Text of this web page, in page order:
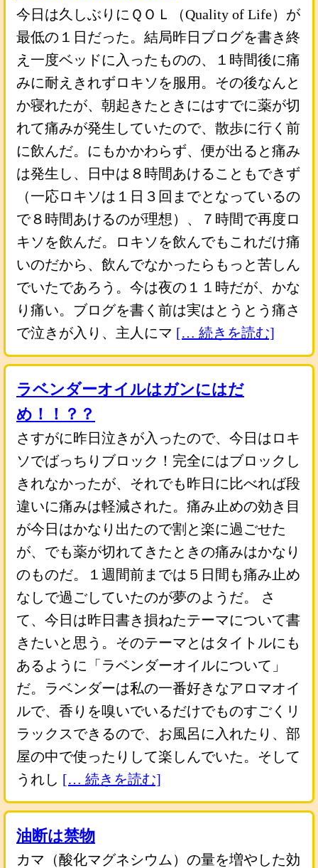
今日は久しぶりにＱＯＬ（Quality of Life）が
最低の１日だった。結局昨日ブログを書き終
え一度ベッドに入ったものの、１時間後に痛
みに耐えきれずロキソを服用。その後なんと
か寝れたが、朝起きたときにはすでに薬が切
れて痛みが発生していたので、散歩に行く前
に飲んだ。にもかかわらず、便が出ると痛み
は発生し、日中は８時間あけることもできず
（一応ロキソは１日３回までとなっているの
で８時間あけるのが理想）、７時間で再度ロ
キソを飲んだ。ロキソを飲んでもこれだけ痛
いのだから、飲んでなかったらもっと苦しん
でいたであろう。今は夜の１１時だが、かな
り痛い。ブログを書く前は実はとうとう痛さ
で泣きが入り、主人にマ [… 続きを読む]
ラベンダーオイルはガンにはだ
め！！？？
さすがに昨日泣きが入ったので、今日はロキ
ソでばっちりブロック！完全にはブロックし
きれなかったが、それでも昨日に比べれば段
違いに痛みは軽減された。痛み止めの効き目
が今日はかなり出たので割と楽に過ごせた
が、でも薬が切れてきたときの痛みはかなり
のものだ。１週間前までは５日間も痛み止め
なしで過ごしていたのが夢のようだ。 さ
て、今日は昨日書き損ねたテーマについて書
きたいと思う。そのテーマとはタイトルにも
あるように「ラベンダーオイルについて」
だ。ラベンダーは私の一番好きなアロマオイ
ルで、香りを嗅いでいるだけでものすごくリ
ラックスできるので、お風呂に入れたり、部
屋の中で使ったりして楽しんでいた。そして
うれし [… 続きを読む]
油断は禁物
カマ（酸化マグネシウム）の量を増やした効